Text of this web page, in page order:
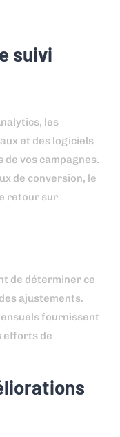
suivi
les
et des logiciels
vos campagnes.
de conversion, le
retour sur
de déterminer ce
ajustements.
fournissent
efforts de